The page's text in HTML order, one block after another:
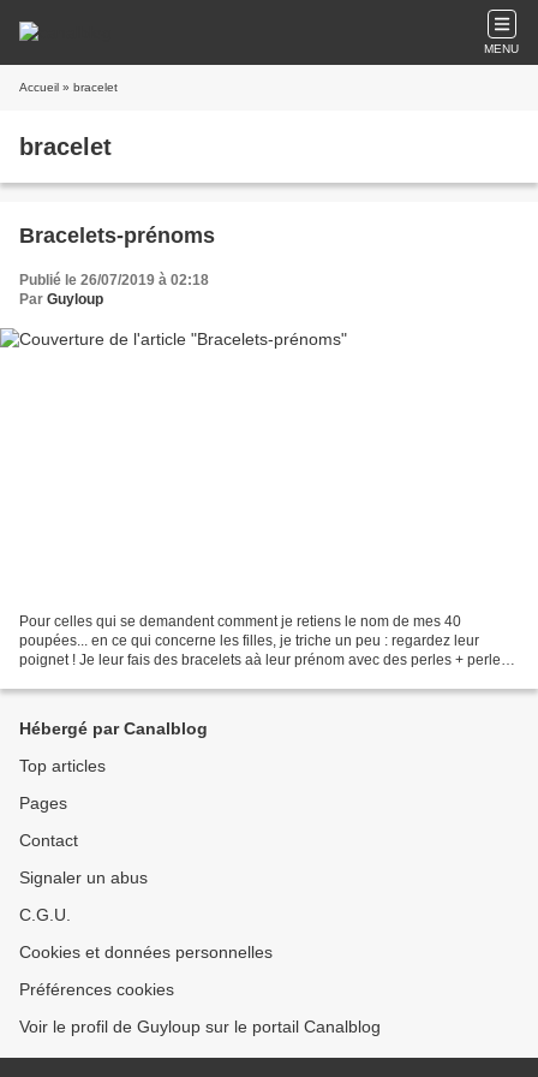
MENU
Accueil » bracelet
bracelet
Bracelets-prénoms
Publié le 26/07/2019 à 02:18
Par Guyloup
Pour celles qui se demandent comment je retiens le nom de mes 40
poupées... en ce qui concerne les filles, je triche un peu : regardez leur
poignet ! Je leur fais des bracelets aà leur prénom avec des perles + perles
Hébergé par Canalblog
Top articles
Pages
Contact
Signaler un abus
C.G.U.
Cookies et données personnelles
Préférences cookies
Voir le profil de Guyloup sur le portail Canalblog